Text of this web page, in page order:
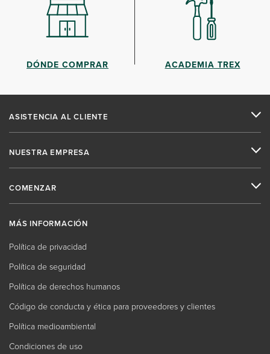
DÓNDE COMPRAR ACADEMIA TREX
ASISTENCIA AL CLIENTE
NUESTRA EMPRESA
COMENZAR
MÁS INFORMACIÓN
Política de privacidad
Política de seguridad
Política de derechos humanos
Código de conducta y ética para proveedores y clientes
Política medioambiental
Condiciones de uso